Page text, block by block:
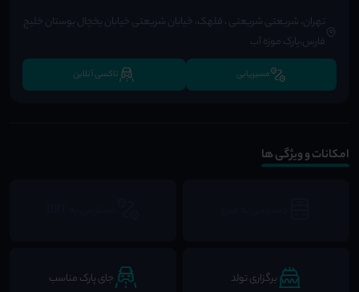
تهران، شریعتی شریعتی ، قلهک، خیابان شریعتی خیابان یخچال بوستان خلیج
فارس،پارک موزه آب
مسیریابی تاکسی آنلاین
امکانات و ویژگی ها
برگزاری تولد جای پارک مناسب